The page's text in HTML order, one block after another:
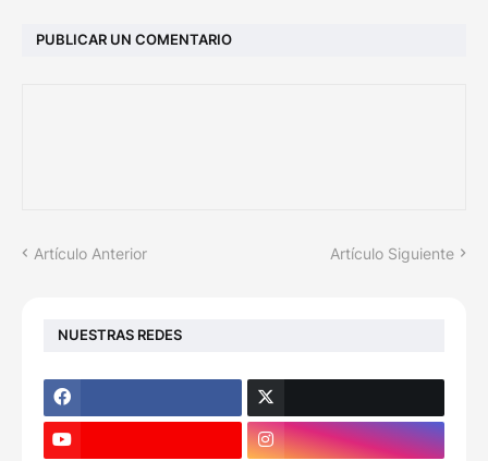
PUBLICAR UN COMENTARIO
Artículo Anterior Artículo Siguiente
NUESTRAS REDES